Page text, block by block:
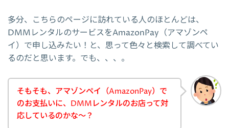
多分、こちらのページに訪れている人のほとんどは、
DMMレンタルのサービスをAmazonPay（アマゾンペ
イ）で申し込みたい！と、思って色々と検索して調べてい
るのだと思います。でも、、、。
そもそも、アマゾンペイ（AmazonPay）で
のお支払いに、DMMレンタルのお店って対
応しているのかな～？